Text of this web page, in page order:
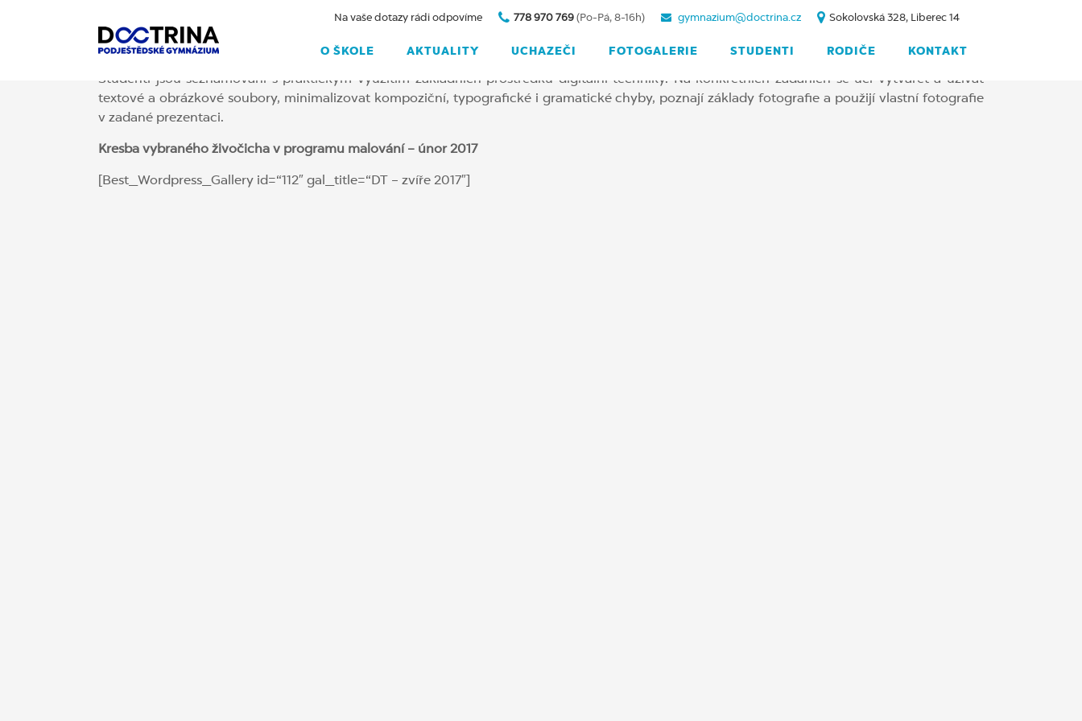
O ŠKOLE AKTUALITY UCHAZEČI FOTOGALERIE STUDENTI RODIČE KONTAKT
Na vaše dotazy rádi odpovíme 778 970 769 (Po-Pá, 8-16h) gymnazium@doctrina.cz Sokolovská 328, Liberec 14
Digitální technika – prima
Studenti jsou seznamování s praktickým využitím základních prostředků digitální techniky. Na konkrétních zadáních se učí vytvářet a užívat
textové a obrázkové soubory, minimalizovat kompoziční, typografické i gramatické chyby, poznají základy fotografie a použijí vlastní fotografie
v zadané prezentaci.
Kresba vybraného živočicha v programu malování – únor 2017
[Best_Wordpress_Gallery id=“112″ gal_title=“DT – zvíře 2017″]